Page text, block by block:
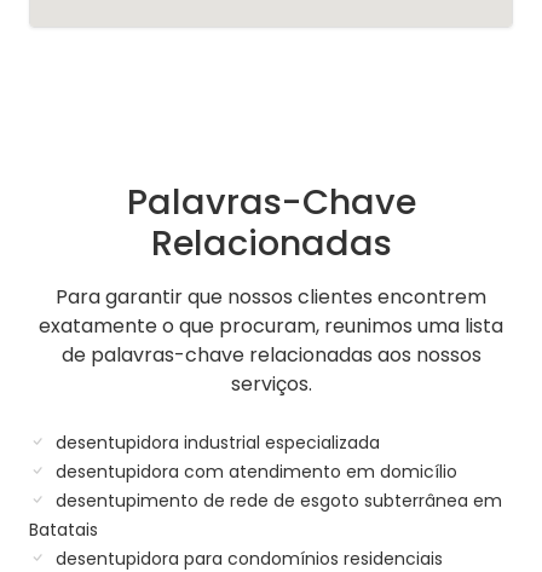
Palavras-Chave
Relacionadas
Para garantir que nossos clientes encontrem
exatamente o que procuram, reunimos uma lista
de palavras-chave relacionadas aos nossos
serviços.
desentupidora industrial especializada
desentupidora com atendimento em domicílio
desentupimento de rede de esgoto subterrânea em
Batatais
desentupidora para condomínios residenciais